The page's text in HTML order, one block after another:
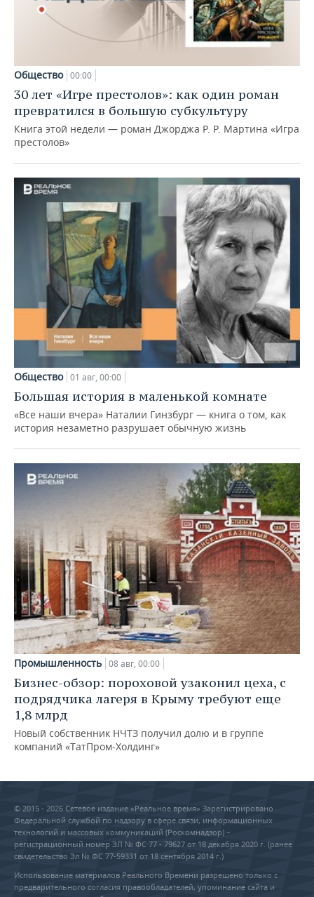
Общество 00:00
30 лет «Игре престолов»: как один роман
превратился в большую субкультуру
Книга этой недели — роман Джорджа Р. Р. Мартина «Игра
престолов»
Общество 01 авг, 00:00
Большая история в маленькой комнате
«Все наши вчера» Наталии Гинзбург — книга о том, как
история незаметно разрушает обычную жизнь
Промышленность 08 авг, 00:00
Бизнес-обзор: пороховой узаконил цеха, с
подрядчика лагеря в Крыму требуют еще
1,8 млрд
Новый собственник НЧТЗ получил долю и в группе
компаний «ТатПром-Холдинг»
© 2015 - 2026 Сетевое издание «Реальное время» Зарегистрировано
Федеральной службой по надзору в сфере связи, информационных
технологий и массовых коммуникаций (Роскомнадзор) –
регистрационный номер ЭЛ № ФС 77 - 79627 от 18 декабря 2020 г. (ранее
свидетельство Эл № ФС 77-59331 от 18 сентября 2014 г.)
Использование материалов Реального Времени разрешено только с
предварительного согласия правообладателей, упоминание сайта и